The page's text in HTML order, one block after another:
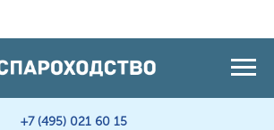
+7 (495) 021 60 15